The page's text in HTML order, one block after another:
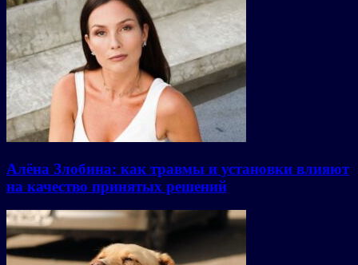
Алёна Злобина: как травмы и установки влияют
на качество принятых решений